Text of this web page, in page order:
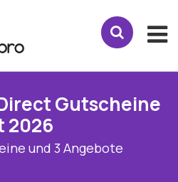
Gutscheine
2026
und 3 Angebote